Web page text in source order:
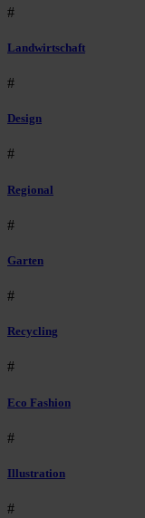
#
Landwirtschaft
#
Design
#
Regional
#
Garten
#
Recycling
#
Eco Fashion
#
Illustration
#